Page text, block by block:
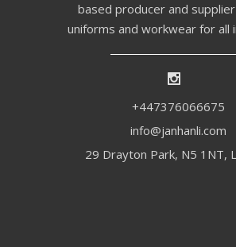
based producer and
uniforms and workwear for all
+447376066675
info@janhanli.com
29 Drayton Park, N5 1NT,